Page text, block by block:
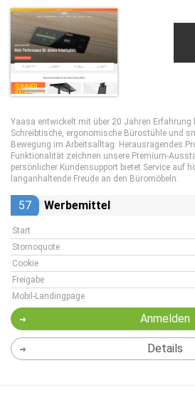
Yaasa entwickelt mit über 20 Jahren Erfahrung
Schreibtische, ergonomische Bürostühle und
Bewegung im Arbeitsalltag. Herausragendes
Funktionalität zeichnen unsere Premium-
persönlicher Kundensupport bietet Service auf
langanhaltende Freude an den Büromöbeln.
57 Werbemittel
Start
Stornoquote
Cookie
Freigabe
Mobil-Landingpage
Anmelden
Details